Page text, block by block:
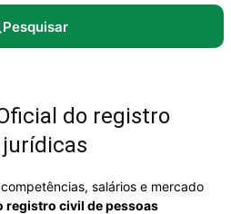
Pesquisar
do registro
salários e mercado
registro civil de pessoas